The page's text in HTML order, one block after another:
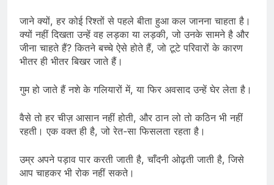
जाने क्यों, हर कोई रिश्तों से पहले बीता हुआ कल जानना चाहता है।
क्यों नहीं दिखता उन्हें वह लड़का या लड़की, जो उनके सामने है और
जीना चाहते हैं? कितने बच्चे ऐसे होते हैं, जो टूटे परिवारों के कारण
भीतर ही भीतर बिखर जाते हैं।
गुम हो जाते हैं नशे के गलियारों में, या फिर अवसाद उन्हें घेर लेता है।
वैसे तो हर चीज़ आसान नहीं होती, और ठान लो तो कठिन भी नहीं
रहती। एक वक्त ही है, जो रेत-सा फिसलता रहता है।
उम्र अपने पड़ाव पार करती जाती है, चाँदनी ओढ़ती जाती है, जिसे
आप चाहकर भी रोक नहीं सकते।